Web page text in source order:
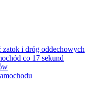
zatok i dróg oddechowych
co 17 sekund